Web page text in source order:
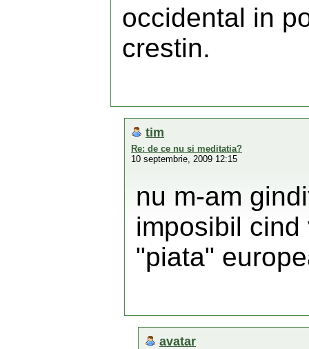
occidental in
crestin.
tim
Re: de ce nu si meditatia?
10 septembrie, 2009 12:15
nu m-am
imposibil
"piata"
avatar